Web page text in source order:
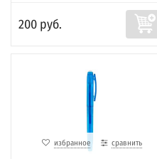
200 руб.
избранное сравнить